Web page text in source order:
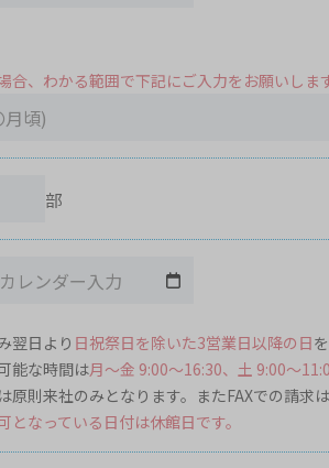
合、わかる範囲で下記にご入力をお願いしま
部
翌日より 日祝祭日を除いた3営業日以降の日
能な時間は月～金 9:00～16:30、土 9:00～
原則来社のみとなります。またFAXでの請求
となっている日付は休館日です。